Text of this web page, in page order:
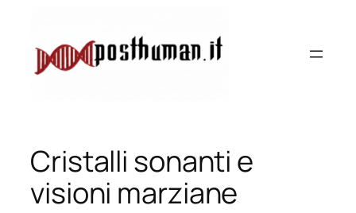
contenuto
Cristalli sonanti e
visioni marziane